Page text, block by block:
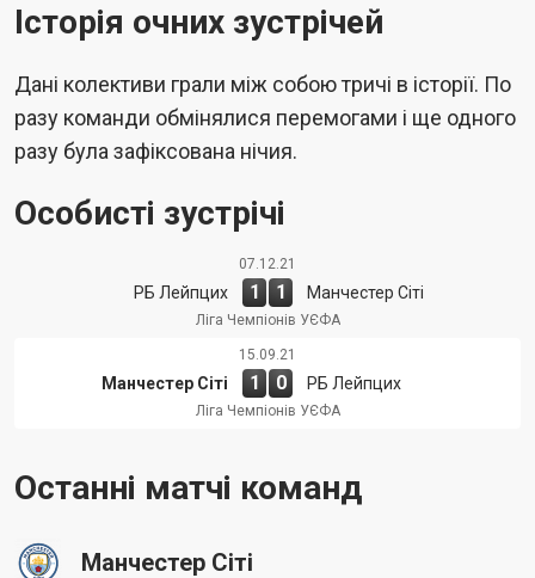
Історія очних зустрічей
Дані колективи грали між собою тричі в історії. По
разу команди обмінялися перемогами і ще одного
разу була зафіксована нічия.
Особисті зустрічі
07.12.21
РБ Лейпцих 1 1 Манчестер Сіті
Ліга Чемпіонів УЄФА
15.09.21
Манчестер Сіті 1 0 РБ Лейпцих
Ліга Чемпіонів УЄФА
Останні матчі команд
Манчестер Сіті